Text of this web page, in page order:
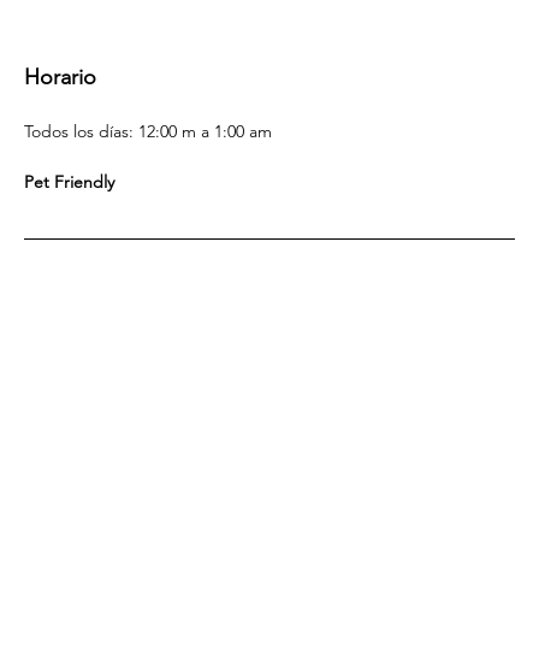
Horario
Todos los días: 12:00 m a 1:00 am
Pet Friendly